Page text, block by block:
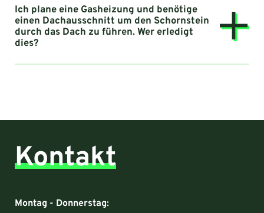
Ich plane eine Gasheizung und benötige
einen Dachausschnitt um den Schornstein
durch das Dach zu führen. Wer erledigt
dies?
Kontakt
Montag - Donnerstag: